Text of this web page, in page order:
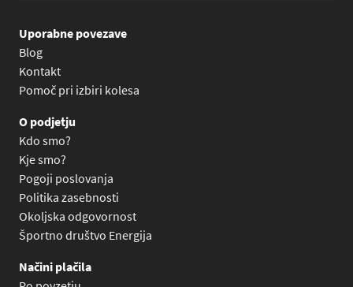
Uporabne povezave
Blog
Kontakt
Pomoč pri izbiri kolesa
O podjetju
Kdo smo?
Kje smo?
Pogoji poslovanja
Politika zasebnosti
Okoljska odgovornost
Športno društvo Energija
Načini plačila